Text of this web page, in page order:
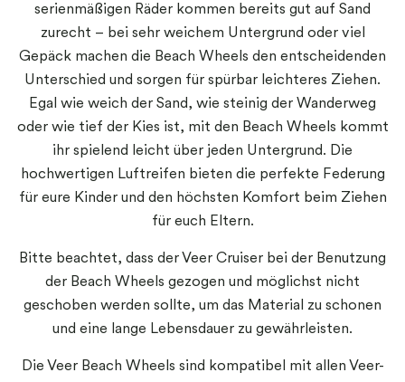
serienmäßigen Räder kommen bereits gut auf Sand
zurecht – bei sehr weichem Untergrund oder viel
Gepäck machen die Beach Wheels den entscheidenden
Unterschied und sorgen für spürbar leichteres Ziehen.
Egal wie weich der Sand, wie steinig der Wanderweg
oder wie tief der Kies ist, mit den Beach Wheels kommt
ihr spielend leicht über jeden Untergrund. Die
hochwertigen Luftreifen bieten die perfekte Federung
für eure Kinder und den höchsten Komfort beim Ziehen
für euch Eltern.
Bitte beachtet, dass der Veer Cruiser bei der Benutzung
der Beach Wheels gezogen und möglichst nicht
geschoben werden sollte, um das Material zu schonen
und eine lange Lebensdauer zu gewährleisten.
Die Veer Beach Wheels sind kompatibel mit allen Veer-